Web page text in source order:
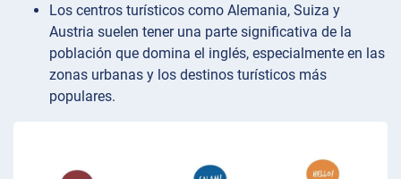
Los centros turísticos como Alemania, Suiza y
Austria suelen tener una parte significativa de la
población que domina el inglés, especialmente en las
zonas urbanas y los destinos turísticos más
populares.